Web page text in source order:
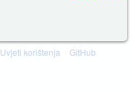
Uvjeti korištenja GitHub